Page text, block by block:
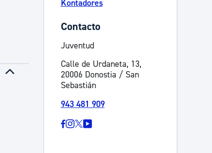
Ayuda a la tramitación
Kontadores
Contacto
Juventud
Calle de Urdaneta, 13,
20006 Donostia / San
Sebastián
943 481 909